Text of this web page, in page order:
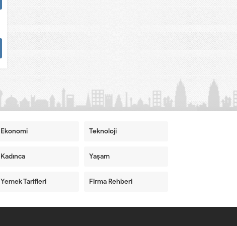
Ekonomi Teknoloji
Kadınca Yaşam
Yemek Tarifleri Firma Rehberi